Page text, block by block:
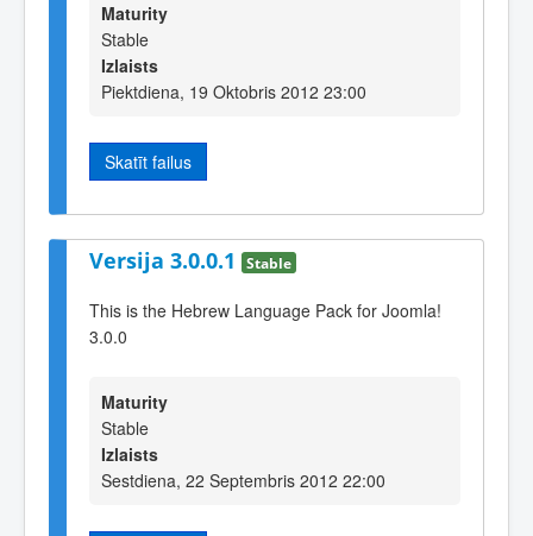
Maturity
Stable
Izlaists
Piektdiena, 19 Oktobris 2012 23:00
Skatīt failus
Versija 3.0.0.1 Stable
This is the Hebrew Language Pack for Joomla!
3.0.0
Maturity
Stable
Izlaists
Sestdiena, 22 Septembris 2012 22:00